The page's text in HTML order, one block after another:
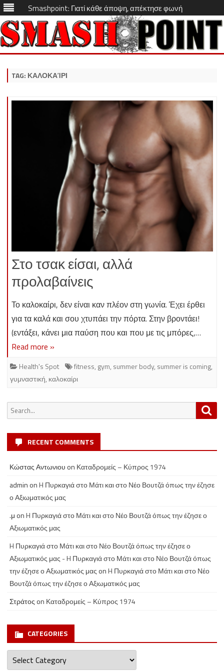
Smashpoint: Γιατί κάθε άποψη, απέκτησε φωνή
Skip
TAG: ΚΑΛΟΚΑΊΡΙ
Στο τσακ είσαι, αλλά
προλαβαίνεις
Το καλοκαίρι, δεν είναι καν πλέον στη γωνία. Έχει έρθει
για τα καλά και σου χτυπάει την πόρτα. Στην βροντάει!
(εντάξει, κάνει μια παύση που και που με τις μπόρες,…
Read more »
Health's Spot fitness, gym, summer body, summer is coming,
γυμναστική, καλοκαίρι
Search
for:
RECENT COMMENTS
Κώστας Αντωνιου on Καταδρομείς – Κύπρος 1974
admin onH Πυρκαγιά στο Μάτι και στο Νέο Βουτζά όπως την έζησε
ο Αξιωματικός μας
.μ onH Πυρκαγιά στο Μάτι και στο Νέο Βουτζά όπως την έζησε ο
Αξιωματικός μας
H Πυρκαγιά στο Μάτι και στο Νέο Βουτζά όπως την έζησε ο
Αξιωματικός μας - H Πυρκαγιά στο Μάτι και στο Νέο Βουτζά όπως
την έζησε ο Αξιωματικός μαςonH Πυρκαγιά στο Μάτι και στο Νέο
Βουτζά όπως την έζησε ο Αξιωματικός μας
Στράτοςon Καταδρομείς – Κύπρος 1974
CATEGORIES
Categories